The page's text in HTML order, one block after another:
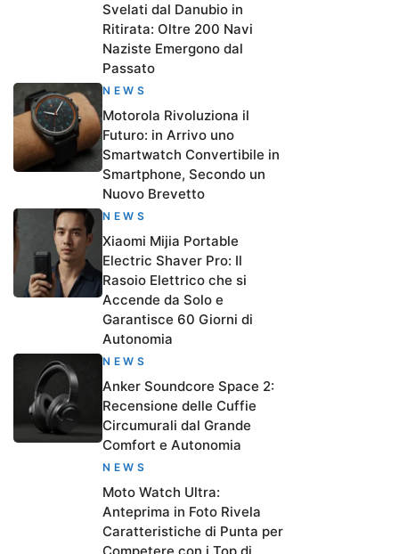
Svelati dal Danubio in
Ritirata: Oltre 200 Navi
Naziste Emergono dal
Passato
NEWS
Motorola Rivoluziona il
Futuro: in Arrivo uno
Smartwatch Convertibile in
Smartphone, Secondo un
Nuovo Brevetto
NEWS
Xiaomi Mijia Portable
Electric Shaver Pro: Il
Rasoio Elettrico che si
Accende da Solo e
Garantisce 60 Giorni di
Autonomia
NEWS
Anker Soundcore Space 2:
Recensione delle Cuffie
Circumurali dal Grande
Comfort e Autonomia
NEWS
Moto Watch Ultra:
Anteprima in Foto Rivela
Caratteristiche di Punta per